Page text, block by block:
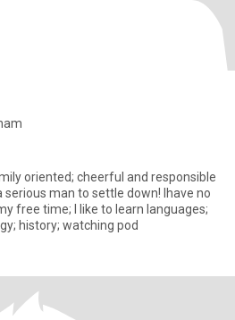
cheerful and responsible
man to settle down! Ihave no
free time; I like to learn languages;
history; watching pod